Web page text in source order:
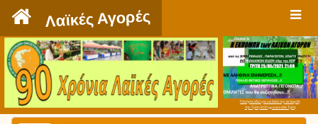
Λαϊκές Αγορές
Πατήστε εδώ για να δείτε την εκπομπή
την Τρίτη 9:00 μμ και κάθε Τρίτη